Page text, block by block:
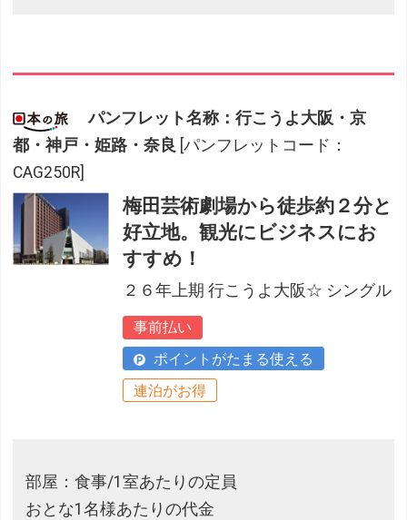
パンフレット名称：行こうよ大阪・京
都・神戸・姫路・奈良 [パンフレットコード：
CAG250R]
梅田芸術劇場から徒歩約２分と
好立地。観光にビジネスにお
すすめ！
２６年上期 行こうよ大阪☆ シングル
事前払い
ポイントがたまる使える
連泊がお得
部屋：食事/1室あたりの定員
おとな1名様あたりの代金